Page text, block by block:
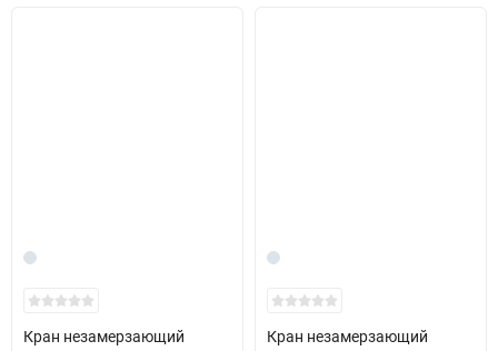
Кран незамерзающий
Кран незамерзающий